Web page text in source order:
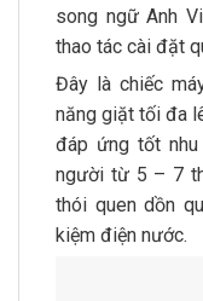
song ngữ Anh
thao tác cài đặt
Đây là chiếc
năng giặt tối đa
đáp ứng tốt
người từ 5 – 7
thói quen dồn
kiệm điện nước.